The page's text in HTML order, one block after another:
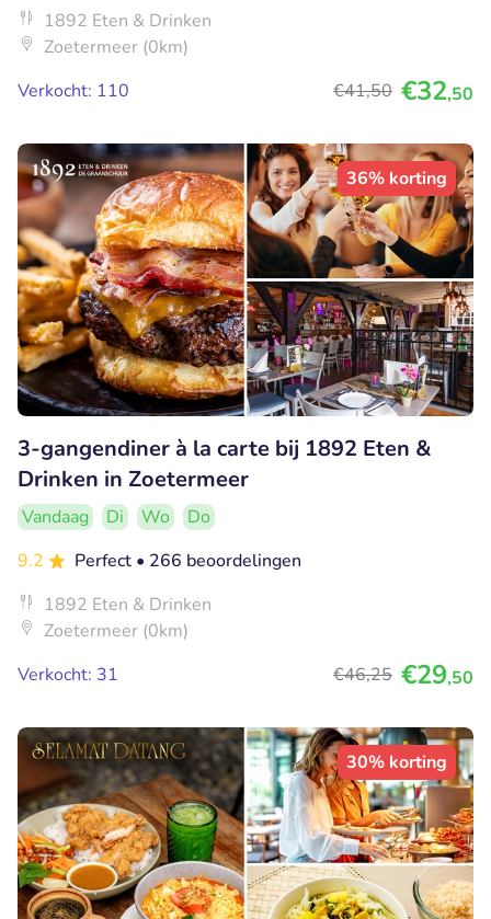
1892 Eten & Drinken
Zoetermeer (0km)
Verkocht: 110
€41,50 €32,50
36% korting
3-gangendiner à la carte bij 1892 Eten &
Drinken in Zoetermeer
Vandaag Di Wo
Do
9.2
Perfect • 266 beoordelingen
1892 Eten & Drinken
Zoetermeer (0km)
Verkocht: 31
€46,25 €29,50
30% korting